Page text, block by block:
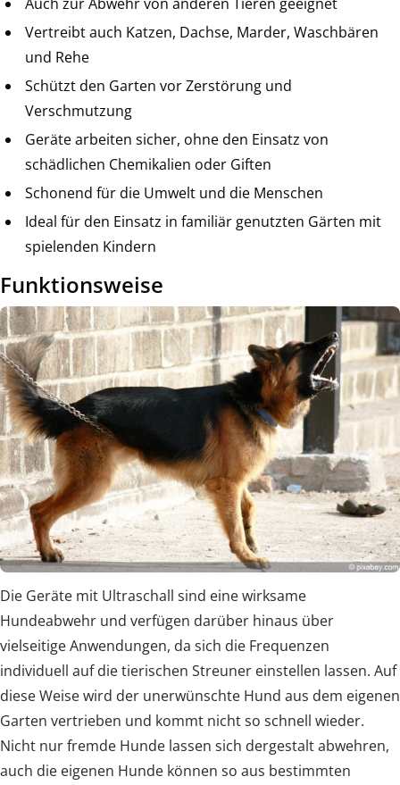
Vertreibt auch Katzen, Dachse, Marder, Waschbären
und Rehe
Schützt den Garten vor Zerstörung und
Verschmutzung
Geräte arbeiten sicher, ohne den Einsatz von
schädlichen Chemikalien oder Giften
Schonend für die Umwelt und die Menschen
Ideal für den Einsatz in familiär genutzten Gärten mit
spielenden Kindern
Funktionsweise
Die Geräte mit Ultraschall sind eine wirksame
Hundeabwehr und verfügen darüber hinaus über
vielseitige Anwendungen, da sich die Frequenzen
individuell auf die tierischen Streuner einstellen lassen. Auf
diese Weise wird der unerwünschte Hund aus dem eigenen
Garten vertrieben und kommt nicht so schnell wieder.
Nicht nur fremde Hunde lassen sich dergestalt abwehren,
auch die eigenen Hunde können so aus bestimmten